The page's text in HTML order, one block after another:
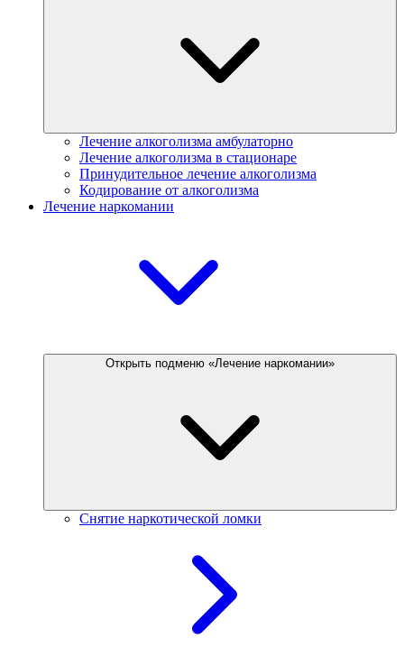
Лечение алкоголизма амбулаторно
Лечение алкоголизма в стационаре
Принудительное лечение алкоголизма
Кодирование от алкоголизма
Лечение наркомании
Открыть подменю «Лечение наркомании»
Снятие наркотической ломки